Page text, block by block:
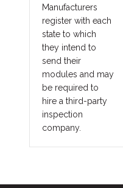
with the
implementation of
the Virginia
Industrialized
Building Unit and
Mobile Home
Safety
Regulations. Now
it’s leading the
country in